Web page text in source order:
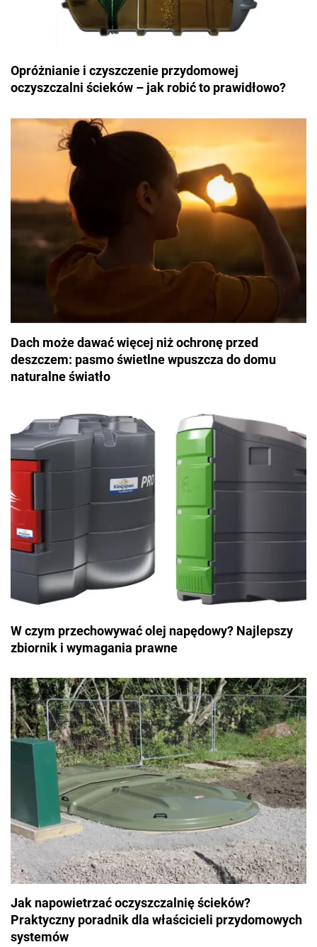
Opróżnianie i czyszczenie przydomowej
oczyszczalni ścieków – jak robić to prawidłowo?
Dach może dawać więcej niż ochronę przed
deszczem: pasmo świetlne wpuszcza do domu
naturalne światło
W czym przechowywać olej napędowy? Najlepszy
zbiornik i wymagania prawne
Jak napowietrzać oczyszczalnię ścieków?
Praktyczny poradnik dla właścicieli przydomowych
systemów